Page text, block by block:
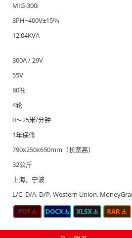
MIG-300i
3PH~400V±15％
12.04KVA
300A / 29V
55V
80％
4轮
0〜25米/分钟
1年保修
790x250x650mm（长宽高）
32公斤
上海，宁波
L/C, D/A, D/P, Western Union,